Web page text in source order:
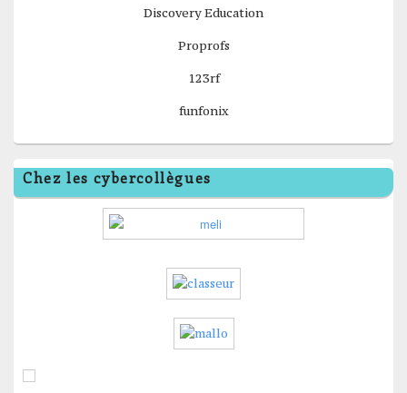
Discovery Education
Proprofs
123rf
funfonix
Chez les cybercollègues